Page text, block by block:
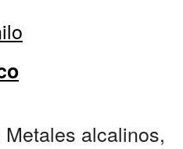
alcalinos,